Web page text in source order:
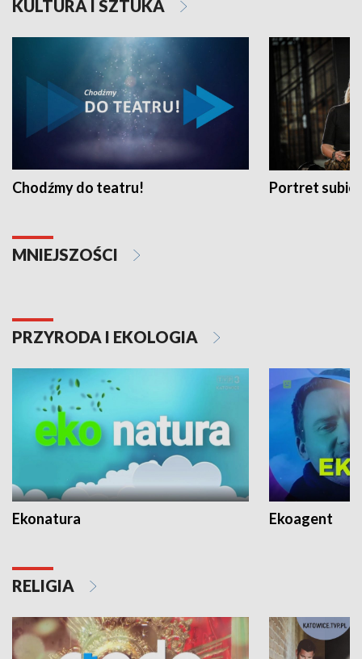
KULTURA I SZTUKA
Chodźmy do teatru! Portret
MNIEJSZOŚCI
PRZYRODA I EKOLOGIA
Ekonatura Ekoagent
RELIGIA